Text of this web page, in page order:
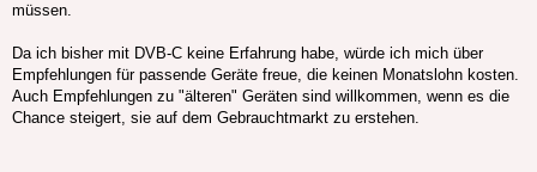
müssen.
Da ich bisher mit DVB-C keine Erfahrung habe, würde ich mich über
Empfehlungen für passende Geräte freue, die keinen Monatslohn kosten.
Auch Empfehlungen zu "älteren" Geräten sind willkommen, wenn es die
Chance steigert, sie auf dem Gebrauchtmarkt zu erstehen.